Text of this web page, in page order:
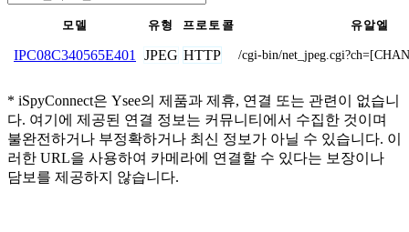
모델 유형 프로토콜 유알엘
IPC08C340565E401 JPEG HTTP /cgi-bin/
* iSpyConnect은 Ysee의 제품과 제휴, 연결 또는 관련이 없습니
다. 여기에 제공된 연결 정보는 커뮤니티에서 수집한 것이며
불완전하거나 부정확하거나 최신 정보가 아닐 수 있습니다. 이
러한 URL을 사용하여 카메라에 연결할 수 있다는 보장이나
담보를 제공하지 않습니다.